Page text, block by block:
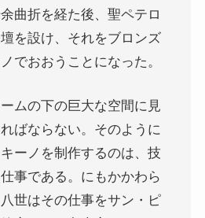
ホフの名作たち
・文化
曲折を経た後、聖ペテロ
を設け、それをブロンズ
でおおうことになった。
ムの下の巨大な空間に見
ばならない。そのように
ーノを制作するのは、技
事である。にもかかわら
世はその仕事をサン・ピ